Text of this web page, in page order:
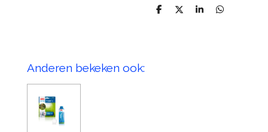
D
D
S
D
Anderen bekeken ook: